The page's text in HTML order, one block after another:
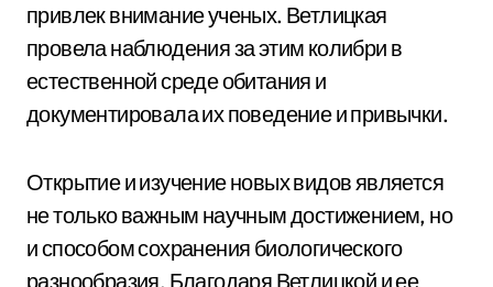
привлек внимание ученых. Ветлицкая
провела наблюдения за этим колибри в
естественной среде обитания и
документировала их поведение и привычки.
Открытие и изучение новых видов является
не только важным научным достижением, но
и способом сохранения биологического
разнообразия. Благодаря Ветлицкой и ее